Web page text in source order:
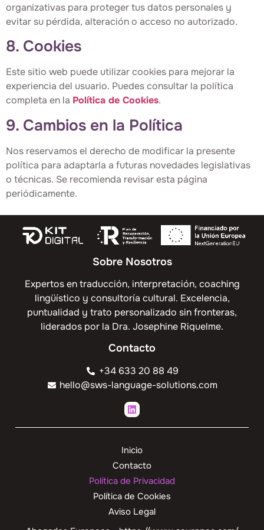
organizativas para proteger tus datos personales y
evitar su pérdida, alteración o acceso no autorizado.
8. Cookies
Este sitio web puede utilizar cookies para mejorar la
experiencia del usuario. Puedes consultar la política
completa en la Política de Cookies.
9. Cambios en la Política
Nos reservamos el derecho de modificar la presente
política para adaptarla a futuras novedades legislativas
o técnicas. Se recomienda revisar esta página
periódicamente.
Sobre Nosotros
Expertos en traducción, interpretación, coaching
lingüístico y consultoría cultural. Excelencia,
puntualidad y trato personalizado sin fronteras,
liderados por la Dra. Josephine Riquelme.
Contacto
+34 633 20 88 49
hello@sws-language-solutions.com
Inicio
Contacto
Política de Privacidad
Política de Cookies
Aviso Legal